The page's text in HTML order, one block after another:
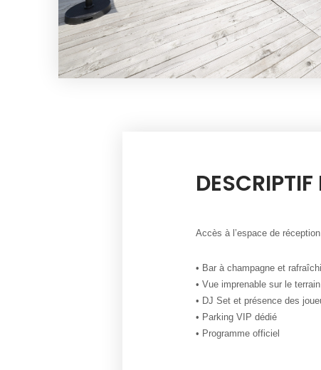
Accès à l’espace de
• Bar à champagne et
• Vue imprenable sur le
• DJ Set et présence des
• Parking VIP dédié
• Programme officiel